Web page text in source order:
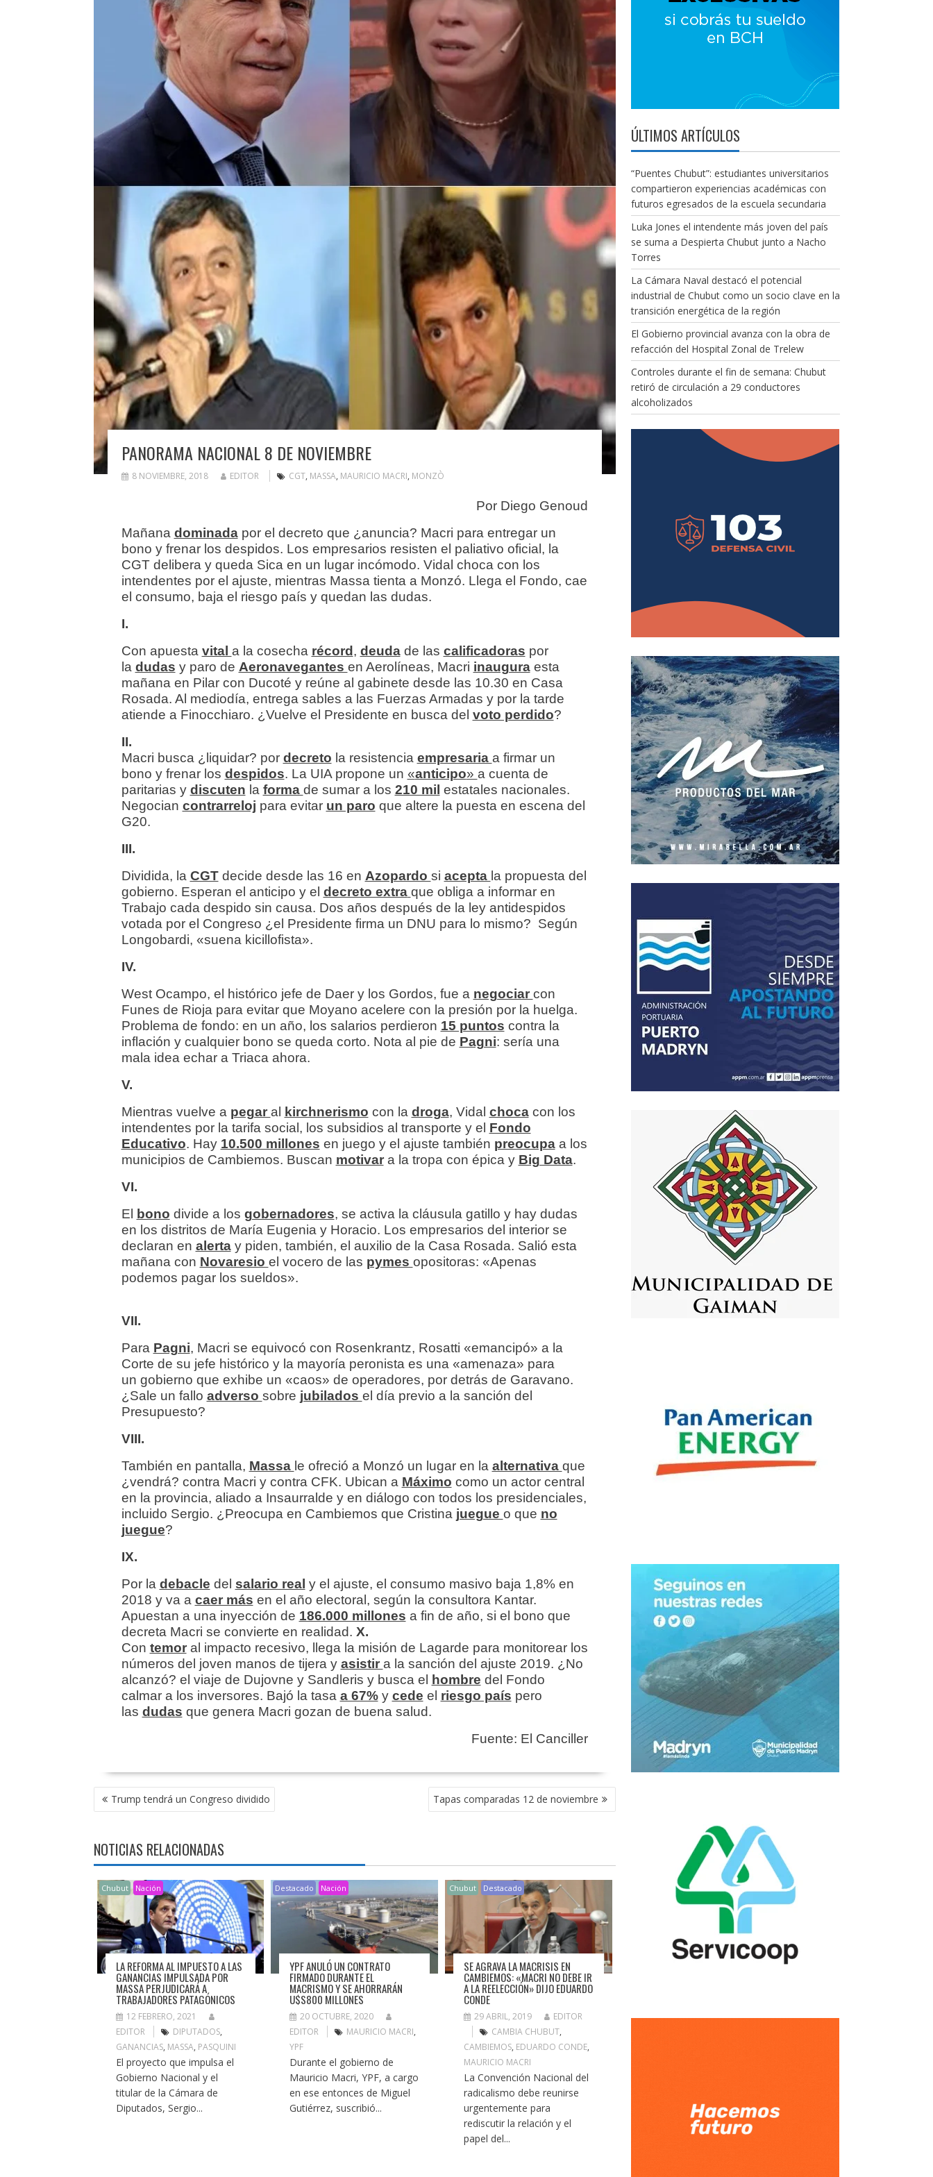
PANORAMA NACIONAL 8 DE NOVIEMBRE
8 NOVIEMBRE, 2018 EDITOR CGT, MASSA, MAURICIO MACRI, MONZÒ
Por Diego Genoud
Mañana dominada por el decreto que ¿anuncia? Macri para entregar un
bono y frenar los despidos. Los empresarios resisten el paliativo oficial, la
CGT delibera y queda Sica en un lugar incómodo. Vidal choca con los
intendentes por el ajuste, mientras Massa tienta a Monzó. Llega el Fondo, cae
el consumo, baja el riesgo país y quedan las dudas.
I.
Con apuesta vital a la cosecha récord , deuda de las calificadoras por
la dudas y paro de Aeronavegantes en Aerolíneas, Macri inaugura esta
mañana en Pilar con Ducoté y reúne al gabinete desde las 10.30 en Casa
Rosada. Al mediodía, entrega sables a las Fuerzas Armadas y por la tarde
atiende a Finocchiaro. ¿Vuelve el Presidente en busca del voto perdido?
II.
Macri busca ¿liquidar? por decreto la resistencia empresaria a firmar un
bono y frenar los despidos. La UIA propone un «anticipo» a cuenta de
paritarias y discuten la forma de sumar a los 210 mil estatales nacionales.
Negocian contrarreloj para evitar un paro que altere la puesta en escena del
G20.
III.
Dividida, la CGT decide desde las 16 en Azopardo si acepta la propuesta del
gobierno. Esperan el anticipo y el decreto extra que obliga a informar en
Trabajo cada despido sin causa. Dos años después de la ley antidespidos
votada por el Congreso ¿el Presidente firma un DNU para lo mismo? Según
Longobardi, «suena kicillofista».
IV.
West Ocampo, el histórico jefe de Daer y los Gordos, fue a negociar con
Funes de Rioja para evitar que Moyano acelere con la presión por la huelga.
Problema de fondo: en un año, los salarios perdieron 15 puntos contra la
inflación y cualquier bono se queda corto. Nota al pie de Pagni: sería una
mala idea echar a Triaca ahora.
V.
Mientras vuelve a pegar al kirchnerismo con la droga, Vidal choca con los
intendentes por la tarifa social, los subsidios al transporte y el Fondo
Educativo. Hay 10.500 millones en juego y el ajuste también preocupa a los
municipios de Cambiemos. Buscan motivar a la tropa con épica y Big Data.
VI.
El
bono divide a los gobernadores, se activa la cláusula gatillo y hay dudas
en los distritos de María Eugenia y Horacio. Los empresarios del interior se
declaran en alerta y piden, también, el auxilio de la Casa Rosada. Salió esta
mañana con Novaresio el vocero de las pymes opositoras: «Apenas
podemos pagar los sueldos».
VII.
Para Pagni, Macri se equivocó con Rosenkrantz, Rosatti «emancipó» a la
Corte de su jefe histórico y la mayoría peronista es una «amenaza» para
un gobierno que exhibe un «caos» de operadores, por detrás de Garavano.
¿Sale un fallo adverso sobre jubilados el día previo a la sanción del
Presupuesto?
VIII.
También en pantalla, Massa le ofreció a Monzó un lugar en la alternativa que
¿vendrá? contra Macri y contra CFK. Ubican a Máximo como un actor central
en la provincia, aliado a Insaurralde y en diálogo con todos los presidenciales,
incluido Sergio. ¿Preocupa en Cambiemos que Cristina juegue o que no
juegue?
IX.
Por la debacle del salario real y el ajuste, el consumo masivo baja 1,8% en
2018 y va a caer más en el año electoral, según la consultora Kantar.
Apuestan a una inyección de 186.000 millones a fin de año, si el bono que
decreta Macri se convierte en realidad. X.
Con temor al impacto recesivo, llega la misión de Lagarde para monitorear los
números del joven manos de tijera y asistir a la sanción del ajuste 2019. ¿No
alcanzó? el viaje de Dujovne y Sandleris y busca el
hombre del Fondo
calmar a los inversores. Bajó la tasa a 67%y cede el riesgo país pero
las dudas que genera Macri gozan de buena salud.
Fuente: El Canciller
NAVEGACIÓN
DE Trump tendrá un Congreso dividido Tapas comparadas 12 de noviembre
NOTICIAS RELACIONADAS
Chubut Nación
LA REFORMA AL IMPUESTO A LAS
GANANCIAS IMPULSADA POR
MASSA PERJUDICARÁ A
TRABAJADORES PATAGÓNICOS
12 FEBRERO, 2021
EDITOR
DIPUTADOS,
GANANCIAS, MASSA, PASQUINI
El proyecto que impulsa el
Gobierno Nacional y el
titular de la Cámara de
Diputados, Sergio...
Destacado Nación
YPF ANULÓ UN CONTRATO
FIRMADO DURANTE EL
MACRISMO Y SE AHORRARÁN
U$S800 MILLONES
20 OCTUBRE, 2020
EDITOR
MAURICIO MACRI,
YPF
Durante el gobierno de
Mauricio Macri, YPF, a cargo
en ese entonces de Miguel
Gutiérrez, suscribió...
Chubut Destacado
SE AGRAVA LA MACRISIS EN
CAMBIEMOS: «MACRI NO DEBE IR
A LA REELECCIÓN» DIJO EDUARDO
CONDE
29 ABRIL, 2019
EDITOR
CAMBIA CHUBUT,
CAMBIEMOS, EDUARDO CONDE,
MAURICIO MACRI
La Convención Nacional del
radicalismo debe reunirse
urgentemente para
rediscutir la relación y el
papel del...
ÚLTIMOS ARTÍCULOS
“Puentes Chubut”: estudiantes universitarios
compartieron experiencias académicas con
futuros egresados de la escuela secundaria
Luka Jones el intendente más joven del país
se suma a Despierta Chubut junto a Nacho
Torres
La Cámara Naval destacó el potencial
industrial de Chubut como un socio clave en la
transición energética de la región
El Gobierno provincial avanza con la obra de
refacción del Hospital Zonal de Trelew
Controles durante el fin de semana: Chubut
retiró de circulación a 29 conductores
alcoholizados